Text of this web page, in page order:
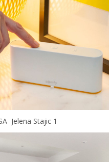
Jelena Stajic 1